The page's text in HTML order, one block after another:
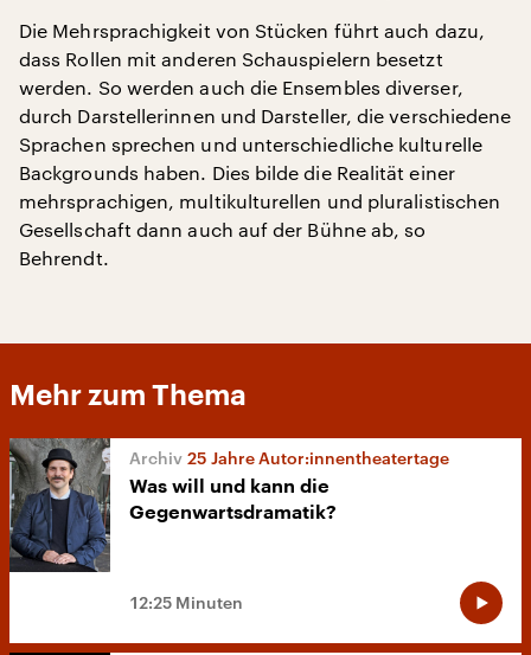
Die Mehrsprachigkeit von Stücken führt auch dazu,
dass Rollen mit anderen Schauspielern besetzt
werden. So werden auch die Ensembles diverser,
durch Darstellerinnen und Darsteller, die verschiedene
Sprachen sprechen und unterschiedliche kulturelle
Backgrounds haben. Dies bilde die Realität einer
mehrsprachigen, multikulturellen und pluralistischen
Gesellschaft dann auch auf der Bühne ab, so
Behrendt.
Mehr zum Thema
25 Jahre Autor:innentheatertage
Was will und kann die
Gegenwartsdramatik?
12:25 Minuten